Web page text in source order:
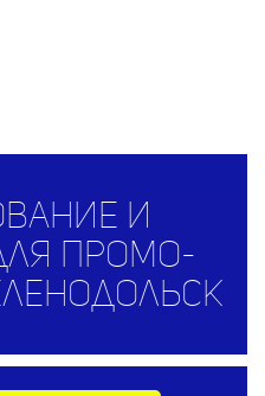
и
промо-